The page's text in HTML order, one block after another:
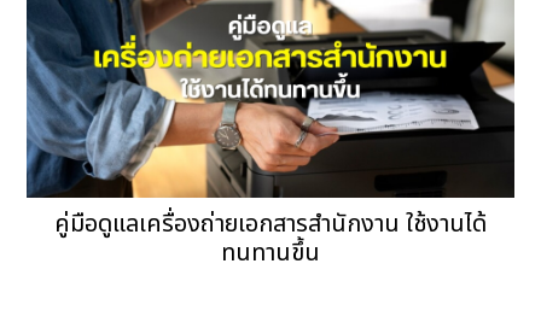
คู่มือดูแลเครื่องถ่ายเอกสารสำนักงาน ใช้งานได้
ทนทานขึ้น